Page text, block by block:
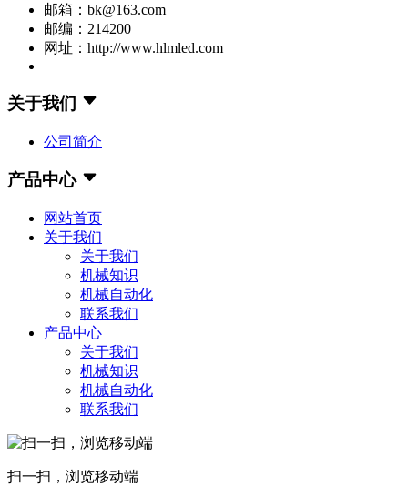
邮箱：bk@163.com
邮编：214200
网址：http://www.hlmled.com
关于我们
公司简介
产品中心
网站首页
关于我们
关于我们
机械知识
机械自动化
联系我们
产品中心
关于我们
机械知识
机械自动化
联系我们
扫一扫，浏览移动端